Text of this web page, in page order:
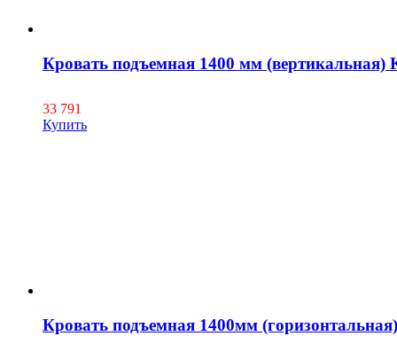
Кровать подъемная 1400 мм (вертикальная)
33 791
Купить
Кровать подъемная 1400мм